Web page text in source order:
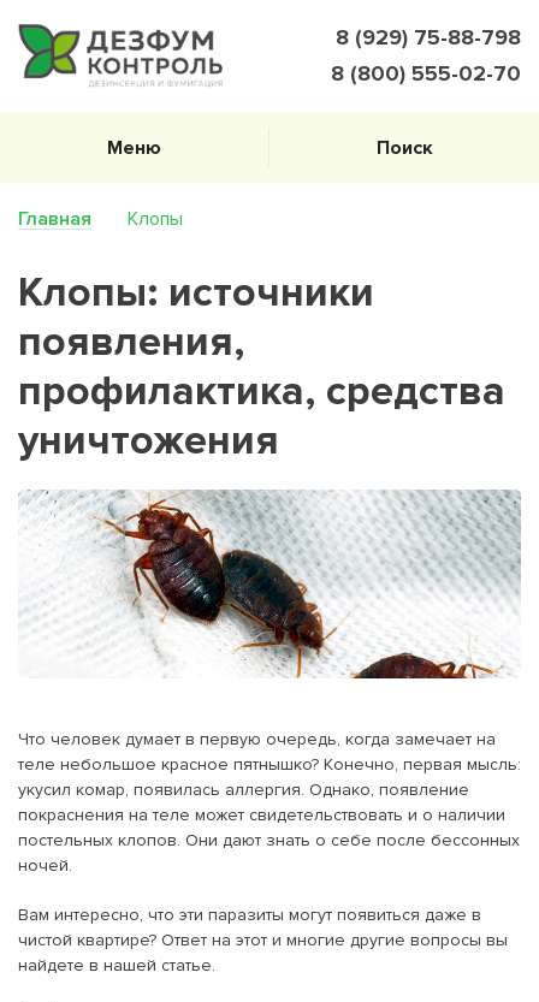
8 (929) 75-88-798
8 (800) 555-02-70
Меню Поиск
Главная Клопы
Клопы: источники
появления,
профилактика, средства
уничтожения
Что человек думает в первую очередь, когда замечает на
теле небольшое красное пятнышко? Конечно, первая мысль:
укусил комар, появилась аллергия. Однако, появление
покраснения на теле может свидетельствовать и о наличии
постельных клопов. Они дают знать о себе после бессонных
ночей.
Вам интересно, что эти паразиты могут появиться даже в
чистой квартире? Ответ на этот и многие другие вопросы вы
найдете в нашей статье.